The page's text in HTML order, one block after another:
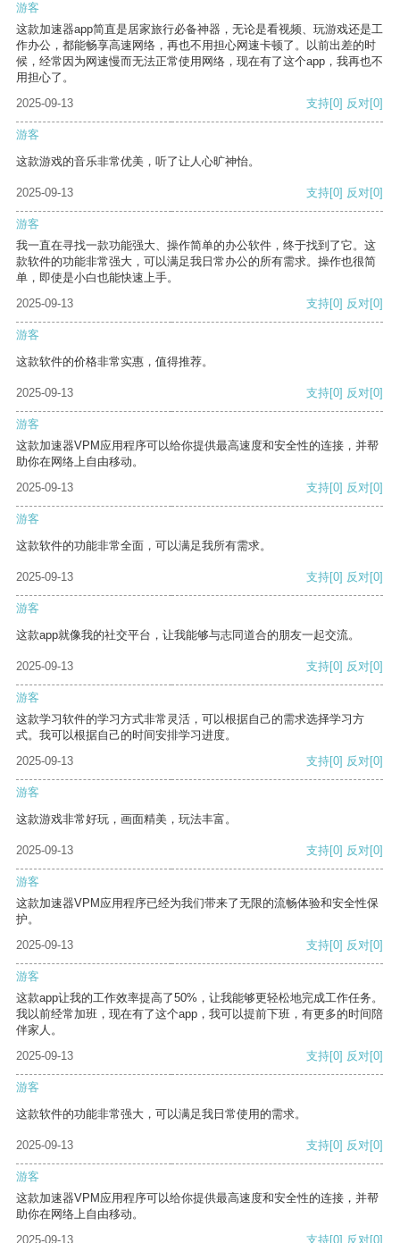
游客
这款加速器app简直是居家旅行必备神器，无论是看视频、玩游戏还是工
作办公，都能畅享高速网络，再也不用担心网速卡顿了。以前出差的时
候，经常因为网速慢而无法正常使用网络，现在有了这个app，我再也不
用担心了。
2025-09-13
支持[0] 反对[0]
游客
这款游戏的音乐非常优美，听了让人心旷神怡。
2025-09-13 支持[0] 反对[0]
游客
我一直在寻找一款功能强大、操作简单的办公软件，终于找到了它。这
款软件的功能非常强大，可以满足我日常办公的所有需求。操作也很简
单，即使是小白也能快速上手。
2025-09-13
支持[0] 反对[0]
游客
这款软件的价格非常实惠，值得推荐。
2025-09-13 支持[0] 反对[0]
游客
这款加速器VPM应用程序可以给你提供最高速度和安全性的连接，并帮
助你在网络上自由移动。
2025-09-13
支持[0] 反对[0]
游客
这款软件的功能非常全面，可以满足我所有需求。
2025-09-13 支持[0] 反对[0]
游客
这款app就像我的社交平台，让我能够与志同道合的朋友一起交流。
2025-09-13 支持[0] 反对[0]
游客
这款学习软件的学习方式非常灵活，可以根据自己的需求选择学习方
式。我可以根据自己的时间安排学习进度。
2025-09-13
支持[0] 反对[0]
游客
这款游戏非常好玩，画面精美，玩法丰富。
2025-09-13 支持[0] 反对[0]
游客
这款加速器VPM应用程序已经为我们带来了无限的流畅体验和安全性保
护。
2025-09-13
支持[0] 反对[0]
游客
这款app让我的工作效率提高了50%，让我能够更轻松地完成工作任务。
我以前经常加班，现在有了这个app，我可以提前下班，有更多的时间陪
伴家人。
2025-09-13
支持[0] 反对[0]
游客
这款软件的功能非常强大，可以满足我日常使用的需求。
2025-09-13 支持[0] 反对[0]
游客
这款加速器VPM应用程序可以给你提供最高速度和安全性的连接，并帮
助你在网络上自由移动。
2025-09-13
支持[0] 反对[0]